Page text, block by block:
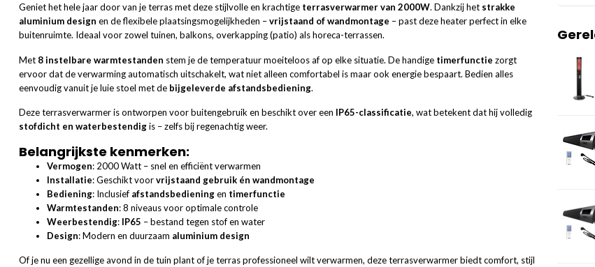
Geniet het hele jaar door van je terras met deze stijlvolle en krachtige terrasverwarmer van 2000W. Dankzij het strakke
aluminium design en de flexibele plaatsingsmogelijkheden –vrijstaand of wandmontage – past deze heater perfect in elke
buitenruimte. Ideaal voor zowel tuinen, balkons, overkapping (patio) als horeca-terrassen.
Met 8 instelbare warmtestanden stem je de temperatuur moeiteloos af op elke situatie. De handige timerfunctie zorgt
ervoor dat de verwarming automatisch uitschakelt, wat niet alleen comfortabel is maar ook energie bespaart. Bedien alles
eenvoudig vanuit je luie stoel met de bijgeleverde afstandsbediening.
Deze terrasverwarmer is ontworpen voor buitengebruik en beschikt over een IP65-classificatie, wat betekent dat hij volledig
stofdicht en waterbestendigis – zelfs bij regenachtig weer.
Belangrijkste kenmerken:
Vermogen: 2000 Watt – snel en efficiënt verwarmen
Installatie: Geschikt voorvrijstaand gebruik én wandmontage
Bediening: Inclusief afstandsbedieningen timerfunctie
Warmtestanden: 8 niveaus voor optimale controle
Weerbestendig: IP65 – bestand tegen stof en water
Design: Modern en duurzaam aluminium design
Of je nu een gezellige avond in de tuin plant of je terras professioneel wilt verwarmen, deze terrasverwarmer biedt comfort, stijl